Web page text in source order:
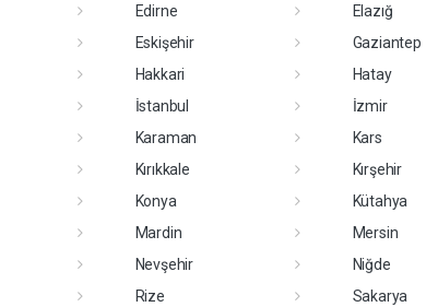
Edirne
Elazığ
Eskişehir
Gaziantep
Hakkari
Hatay
İstanbul
İzmir
Karaman
Kars
Kırıkkale
Kırşehir
Konya
Kütahya
Mardin
Mersin
Nevşehir
Niğde
Rize
Sakarya